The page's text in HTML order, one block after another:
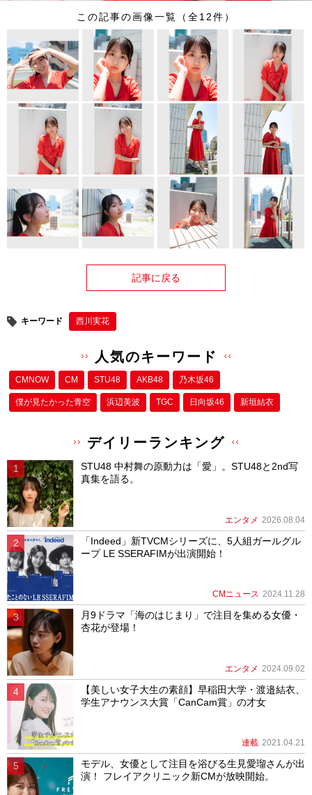
この記事の画像一覧（全12件）
記事に戻る
キーワード 西川実花
人気のキーワード
CMNOW CM STU48 AKB48 乃木坂46
僕が⾒たかった⻘空 浜辺美波 TGC 日向坂46 新垣結衣
デイリーランキング
STU48 中村舞の原動力は「愛」。STU48と2nd写
真集を語る。
エンタメ 2026.08.04
「Indeed」新TVCMシリーズに、5人組ガールグル
ープ LE SSERAFIMが出演開始！
CMニュース 2024.11.28
月9ドラマ「海のはじまり」で注目を集める女優・
杏花が登場！
エンタメ 2024.09.02
【美しい女子大生の素顔】早稲田大学・渡邉結衣、
学生アナウンス大賞「CanCam賞」の才女
連載 2021.04.21
モデル、女優として注目を浴びる生見愛瑠さんが出
演！ フレイアクリニック新CMが放映開始。